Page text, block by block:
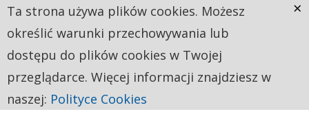
Ta strona używa plików cookies. Możesz
określić warunki przechowywania lub
dostępu do plików cookies w Twojej
przeglądarce. Więcej informacji znajdziesz w
naszej: Polityce Cookies
×